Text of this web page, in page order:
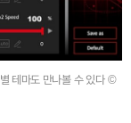
테마도 만나볼 수 있다 ©